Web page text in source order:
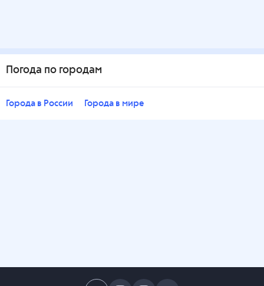
Погода по городам
Города в России Города в мире